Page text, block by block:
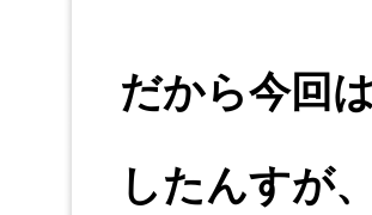
だから今回
したんすが